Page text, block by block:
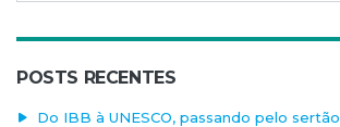
POSTS RECENTES
Do IBB à UNESCO, passando pelo